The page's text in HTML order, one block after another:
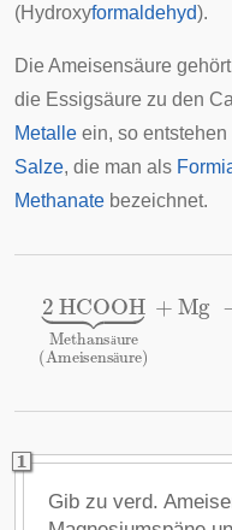
(Hydroxyformaldehyd).
Die Ameisensäure
die Essigsäure zu den
Metalle ein, so
Salze, die man als
Methanate bezeichnet.
ä
2 HCOOH⏟
Gib zu verd.